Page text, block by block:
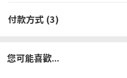
付款方式 (3)
您可能喜歡...